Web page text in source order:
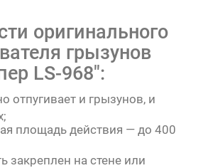
оригинального
грызунов
LS-968":
отпугивает и грызунов, и
площадь действия — до 400
закреплен на стене или